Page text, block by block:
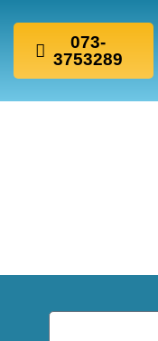
073-
3753289